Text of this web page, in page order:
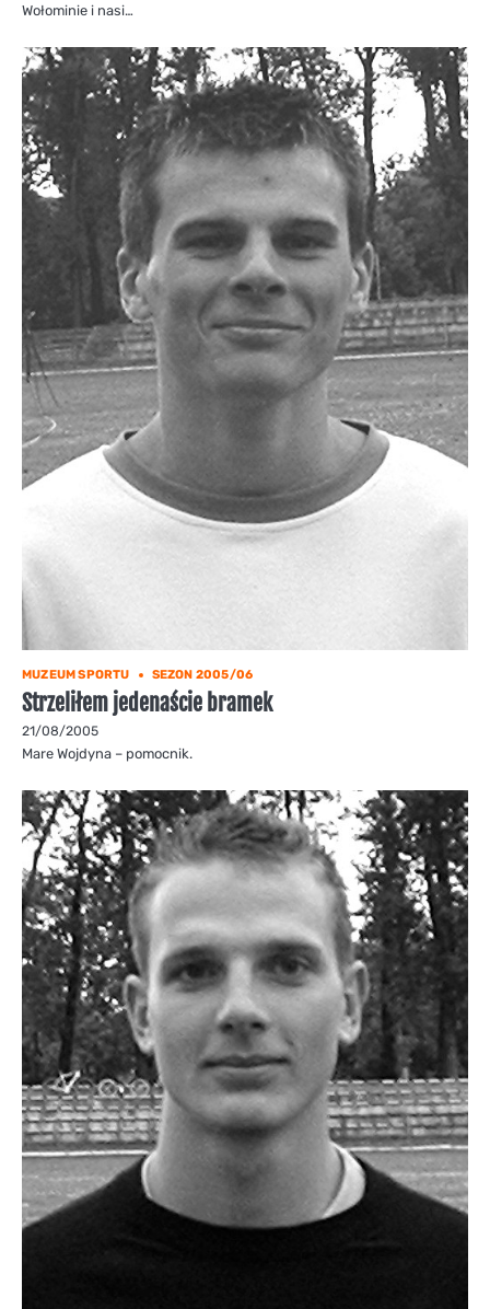
Wołominie i nasi…
MUZEUM SPORTU SEZON 2005/06
Strzeliłem jedenaście bramek
21/08/2005
Mare Wojdyna – pomocnik.